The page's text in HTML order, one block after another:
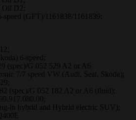
D2;
(GFT)/1161838/1161839;
6-speed;
(spec)/G 052 529 A2 or A6
7/7 speed VW (Audi, Seat, Skoda);
(spec)/G 052 182 A2 or A6 (fluid);
in hybrid and Hybrid electric SUV);